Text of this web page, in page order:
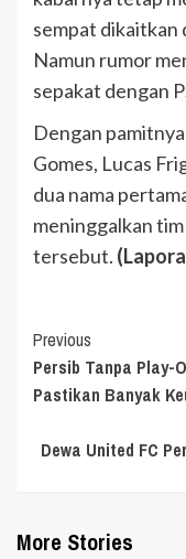
sempat dikaitkan
Namun rumor
sepakat dengan
Dengan
Gomes, Lucas
dua nama
meninggalkan
tersebut.
Continue
Reading
Previous
Persib Tanpa Play-
Pastikan Banyak
Dewa United FC
More Stories